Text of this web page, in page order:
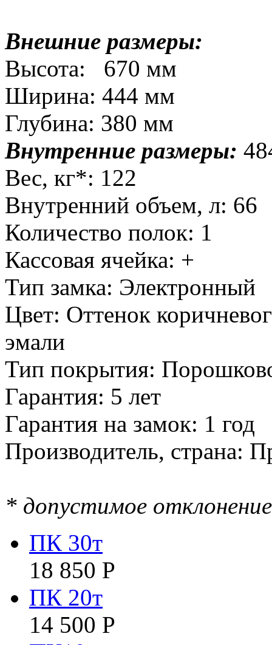
Внешние размеры:
Высота: 670 мм
Ширина: 444 мм
Глубина: 380 мм
Внутренние размеры:
Вес, кг*: 122
Внутренний объем, л: 66
Количество полок: 1
Кассовая ячейка: +
Тип замка: Электронный
Цвет: Оттенок
эмали
Тип покрытия:
Гарантия: 5 лет
Гарантия на замок: 1 год
Производитель, страна:
* допустимое
ПК 30т
18 850 Р
ПК 20т
14 500 Р